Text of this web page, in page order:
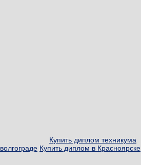
Купить диплом техникума
волгограде Купить диплом в Красноярске